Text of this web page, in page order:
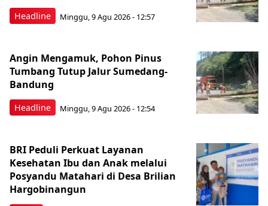
Headline Minggu, 9 Agu 2026 - 12:57
Headline
Angin Mengamuk, Pohon Pinus
Tumbang Tutup Jalur Sumedang-
Bandung
Minggu, 9 Agu 2026 - 12:54
BRI Peduli Perkuat Layanan
Kesehatan Ibu dan Anak melalui
Posyandu Matahari di Desa Brilian
Hargobinangun